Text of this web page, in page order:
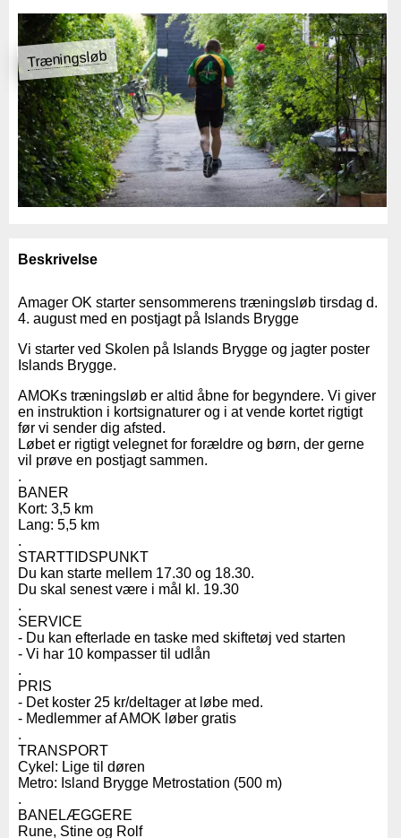
Træningsløb
Beskrivelse
Amager OK starter sensommerens træningsløb tirsdag d.
4. august med en postjagt på Islands Brygge
Vi starter ved Skolen på Islands Brygge og jagter poster
Islands Brygge.
AMOKs træningsløb er altid åbne for begyndere. Vi giver
en instruktion i kortsignaturer og i at vende kortet rigtigt
før vi sender dig afsted.
Løbet er rigtigt velegnet for forældre og børn, der gerne
vil prøve en postjagt sammen.
.
BANER
Kort: 3,5 km
Lang: 5,5 km
.
STARTTIDSPUNKT
Du kan starte mellem 17.30 og 18.30.
Du skal senest være i mål kl. 19.30
.
SERVICE
- Du kan efterlade en taske med skiftetøj ved starten
- Vi har 10 kompasser til udlån
.
PRIS
- Det koster 25 kr/deltager at løbe med.
- Medlemmer af AMOK løber gratis
.
TRANSPORT
Cykel: Lige til døren
Metro: Island Brygge Metrostation (500 m)
.
BANELÆGGERE
Rune, Stine og Rolf